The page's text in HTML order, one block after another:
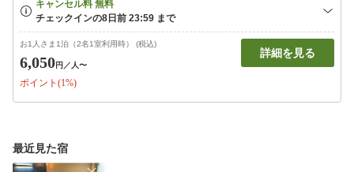
お1人さま1泊（2名1室利用時） (税込)
6,050円 ／人〜
ポイント(1%)
詳細を見る
最近見た宿